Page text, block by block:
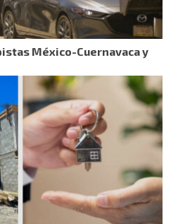
México-Cuernavaca y